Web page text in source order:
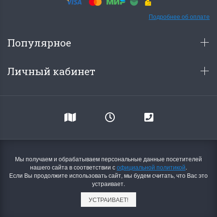
Подробнее об оплате
Популярное
Личный кабинет
Мы получаем и обрабатываем персональные данные посетителей
нашего сайта в соответствии софициальной политикой.
Если Вы продолжите использовать сайт, мы будем считать, что Вас это
устраивает.
УСТРАИВАЕТ!